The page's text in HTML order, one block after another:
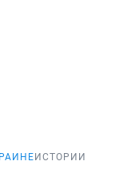
ИСТОРИИ